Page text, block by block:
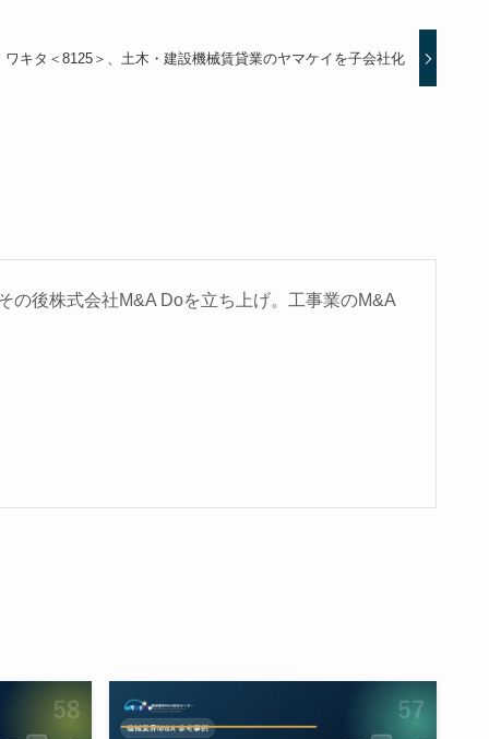
ワキタ＜8125＞、土木・建設機械賃貸業のヤマケイを子会社化
の後株式会社M&A Doを立ち上げ。工事業のM&A